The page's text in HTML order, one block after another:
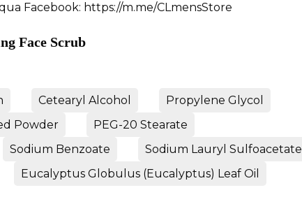
Facebook: https://m.me/CLmensStore
Face Scrub
Cetearyl Alcohol
Propylene Glycol
Powder
PEG-20 Stearate
Sodium Benzoate
Sodium Lauryl Sulfoacetate
Eucalyptus Globulus (Eucalyptus) Leaf Oil